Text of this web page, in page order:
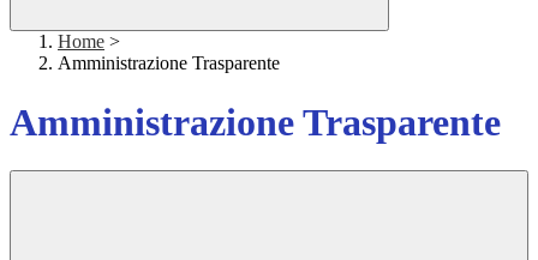
Home >
Amministrazione Trasparente
Amministrazione Trasparente